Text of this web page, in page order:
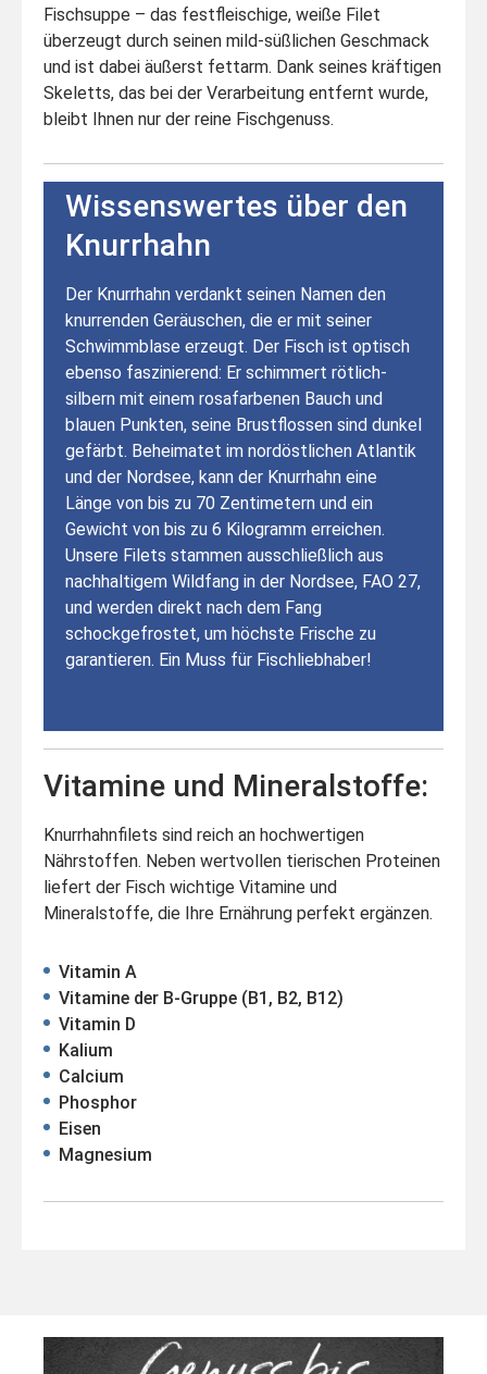
Fischsuppe – das festfleischige, weiße Filet
überzeugt durch seinen mild-süßlichen Geschmack
und ist dabei äußerst fettarm. Dank seines kräftigen
Skeletts, das bei der Verarbeitung entfernt wurde,
bleibt Ihnen nur der reine Fischgenuss.
Wissenswertes über den
Knurrhahn
Der Knurrhahn verdankt seinen Namen den
knurrenden Geräuschen, die er mit seiner
Schwimmblase erzeugt. Der Fisch ist optisch
ebenso faszinierend: Er schimmert rötlich-
silbern mit einem rosafarbenen Bauch und
blauen Punkten, seine Brustflossen sind dunkel
gefärbt. Beheimatet im nordöstlichen Atlantik
und der Nordsee, kann der Knurrhahn eine
Länge von bis zu 70 Zentimetern und ein
Gewicht von bis zu 6 Kilogramm erreichen.
Unsere Filets stammen ausschließlich aus
nachhaltigem Wildfang in der Nordsee, FAO 27,
und werden direkt nach dem Fang
schockgefrostet, um höchste Frische zu
garantieren. Ein Muss für Fischliebhaber!
Vitamine und Mineralstoffe:
Knurrhahnfilets sind reich an hochwertigen
Nährstoffen. Neben wertvollen tierischen Proteinen
liefert der Fisch wichtige Vitamine und
Mineralstoffe, die Ihre Ernährung perfekt ergänzen.
Vitamin A
Vitamine der B-Gruppe (B1, B2, B12)
Vitamin D
Kalium
Calcium
Phosphor
Eisen
Magnesium